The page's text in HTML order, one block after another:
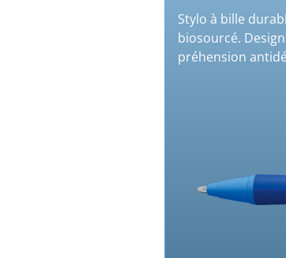
Stylo à bille
biosourcé.
préhension